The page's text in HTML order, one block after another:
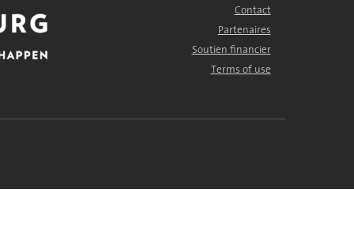
Contact
Partenaires
Soutien financier
Terms of use